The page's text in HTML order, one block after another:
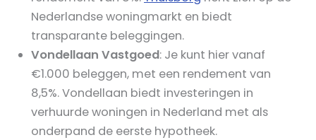
Nederlandse woningmarkt en biedt
transparante beleggingen.
Vondellaan Vastgoed: Je kunt hier vanaf
€1.000 beleggen, met een rendement van
8,5%. Vondellaan biedt investeringen in
verhuurde woningen in Nederland met als
onderpand de eerste hypotheek.